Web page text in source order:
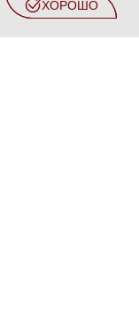
Контакты Ещё...
ХОРОШО